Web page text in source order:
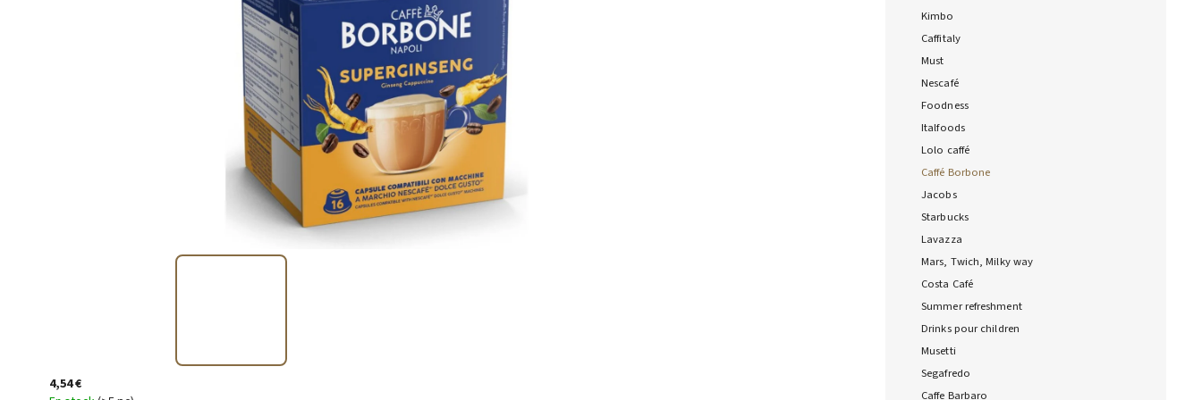
Kimbo
Caffitaly
Must
Nescafé
Foodness
Italfoods
Lolo caffé
Caffé Borbone
Jacobs
Starbucks
Lavazza
Mars, Twich, Milky way
Costa Café
Summer refreshment
Drinks pour children
Musetti
Segafredo
Caffe Barbaro
4,54 €